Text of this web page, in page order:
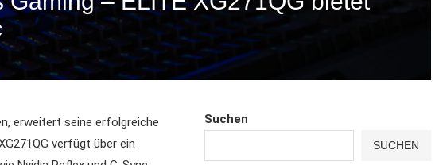
erweitert seine erfolgreiche
verfügt über ein
Suchen
SUCHEN